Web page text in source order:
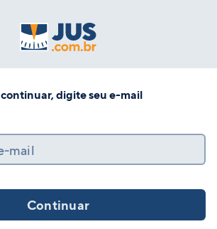
digite seu e-mail
mail
Continuar